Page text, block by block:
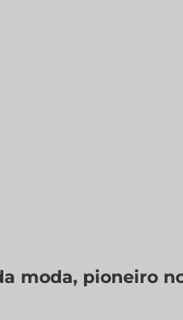
moda, pioneiro